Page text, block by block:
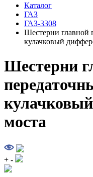
Каталог
ГАЗ
ГАЗ-3308
Шестерни главной
кулачковый
Шестерни
моста
+ -